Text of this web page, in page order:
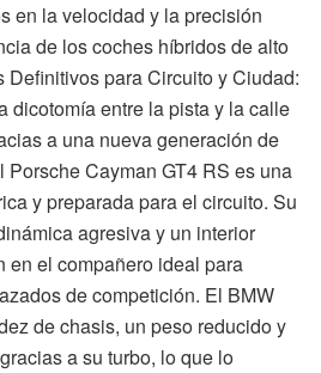
en la velocidad y la precisión
de los coches híbridos de alto
Definitivos para Circuito y Ciudad:
dicotomía entre la pista y la calle
a una nueva generación de
Cayman GT4 RS es una
y preparada para el circuito. Su
agresiva y un interior
en el compañero ideal para
de competición. El BMW
de chasis, un peso reducido y
a su turbo, lo que lo